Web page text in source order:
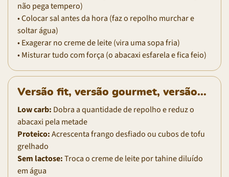
não pega tempero)
• Colocar sal antes da hora (faz o repolho murchar e
soltar água)
• Exagerar no creme de leite (vira uma sopa fria)
• Misturar tudo com força (o abacaxi esfarela e fica feio)
Versão fit, versão gourmet, versão...
Low carb: Dobra a quantidade de repolho e reduz o
abacaxi pela metade
Proteico:Acrescenta frango desfiado ou cubos de tofu
grelhado
Sem lactose:Troca o creme de leite por tahine diluído
em água